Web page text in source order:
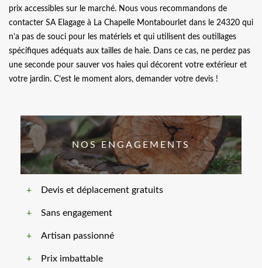
prix accessibles sur le marché. Nous vous recommandons de
contacter SA Elagage à La Chapelle Montabourlet dans le 24320 qui
n’a pas de souci pour les matériels et qui utilisent des outillages
spécifiques adéquats aux tailles de haie. Dans ce cas, ne perdez pas
une seconde pour sauver vos haies qui décorent votre extérieur et
votre jardin. C’est le moment alors, demander votre devis !
NOS ENGAGEMENTS
Devis et déplacement gratuits
Sans engagement
Artisan passionné
Prix imbattable